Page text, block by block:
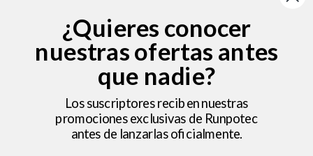
VESALA
MICROZANJAS
¿Quieres conocer
nuestras ofertas antes
que nadie?
Los suscriptores reciben nuestras
promociones exclusivas de Runpotec
antes de lanzarlas oficialmente.